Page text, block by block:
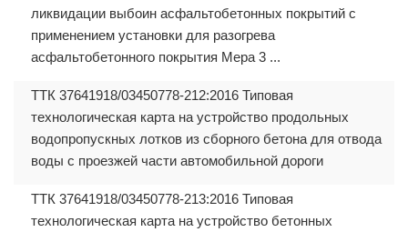
ликвидации выбоин асфальтобетонных покрытий с
применением установки для разогрева
асфальтобетонного покрытия Мера 3 ...
ТТК 37641918/03450778-212:2016 Типовая
технологическая карта на устройство продольных
водопропускных лотков из сборного бетона для отвода
воды с проезжей части автомобильной дороги
ТТК 37641918/03450778-213:2016 Типовая
технологическая карта на устройство бетонных